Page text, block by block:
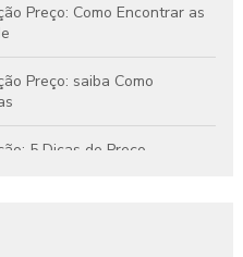
Preço: Como Encontrar as
Preço: saiba Como
5 Dicas de Preço